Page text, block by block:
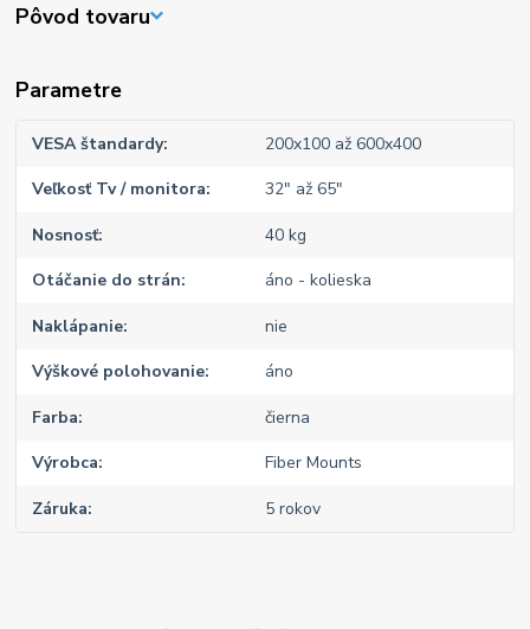
Pôvod tovaru
Parametre
VESA štandardy 200x100 až 600x400
Veľkosť Tv / monitora 32" až 65"
Nosnosť 40 kg
Otáčanie do strán áno - kolieska
Naklápanie nie
Výškové polohovanie áno
Farba čierna
Výrobca Fiber Mounts
Záruka 5 rokov